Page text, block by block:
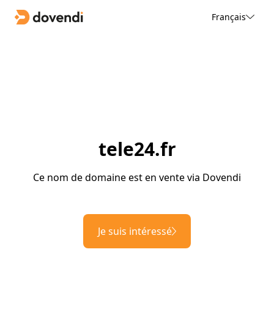
Français
tele24.fr
Ce nom de domaine est en vente via Dovendi
Je suis intéressé